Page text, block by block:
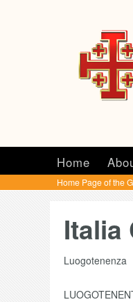
Home
Home Page of the
Italia
Luogotenenza